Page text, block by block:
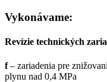
Vykonávame:
Revízie technických
f– zariadenia pre
plynu nad 0,4 MPa